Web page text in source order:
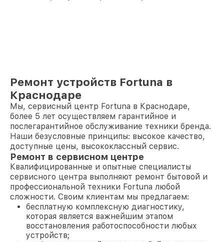
Ремонт устройств Fortuna в
Краснодаре
Мы, сервисный центр Fortuna в Краснодаре,
более 5 лет осуществляем гарантийное и
послегарантийное обслуживание техники бренда.
Наши безусловные принципы: высокое качество,
доступные цены, высококлассный сервис.
Ремонт в сервисном центре
Квалифицированные и опытные специалисты
сервисного центра выполняют ремонт бытовой и
профессиональной техники Fortuna любой
сложности. Своим клиентам мы предлагаем:
бесплатную комплексную диагностику,
которая является важнейшим этапом
восстановления работоспособности любых
устройств;